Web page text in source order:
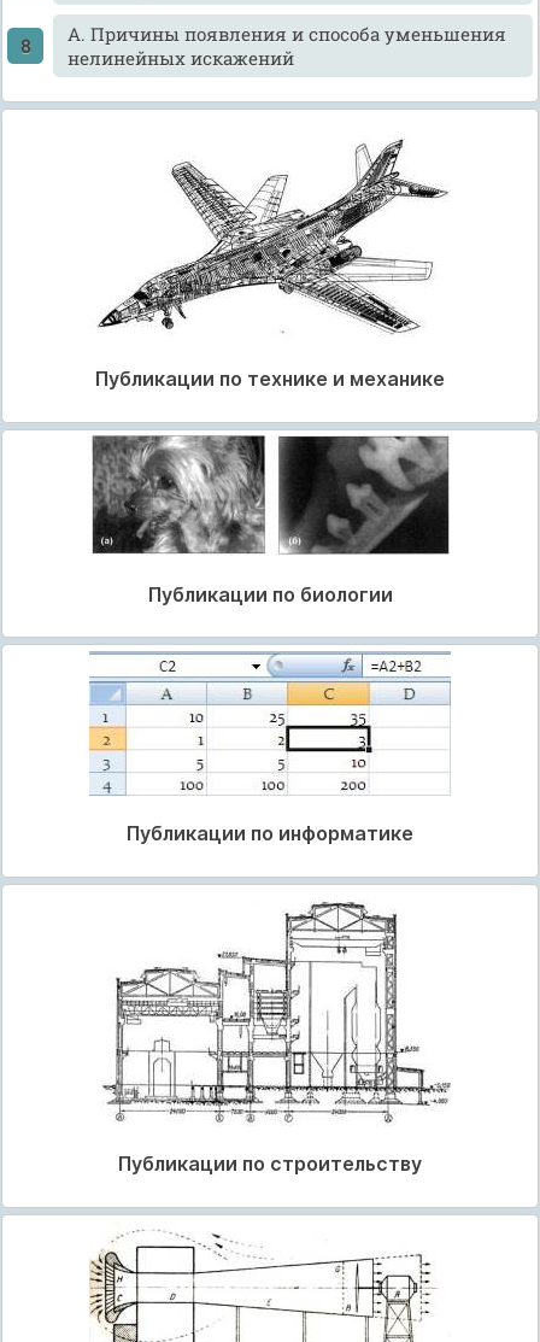
А. Причины появления и способа уменьшения
нелинейных искажений
Публикации по технике и механике
Публикации по биологии
Публикации по информатике
Публикации по строительству